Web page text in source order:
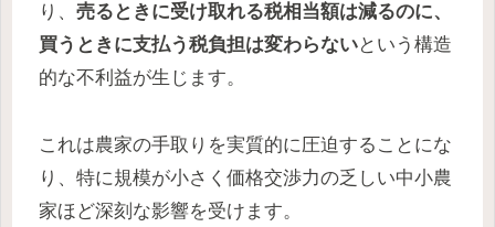
り、 売るときに受け取れる税相当額は減るのに、
買うときに支払う税負担は変わらないという構造
的な不利益が生じます。
これは農家の手取りを実質的に圧迫することにな
り、特に規模が小さく価格交渉力の乏しい中小農
家ほど深刻な影響を受けます。